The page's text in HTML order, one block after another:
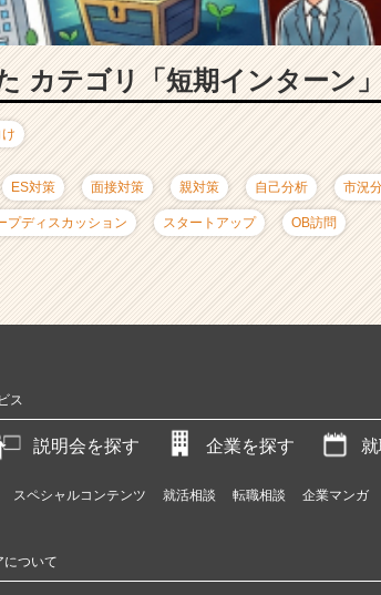
カテゴリ「短期インターン
ES対策 面接対策 親対策 自己分析 市況
プディスカッション スタートアップ OB訪問
ス
説明会を探す 企業を探す
スペシャルコンテンツ 就活相談 転職相談 企業マンガ
について